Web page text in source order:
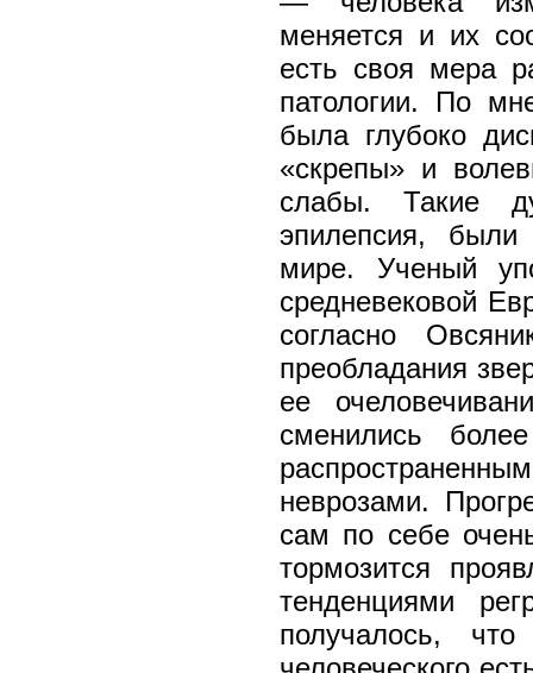
меняется и их
есть своя мера
патологии. По
была глубоко
«скрепы» и
слабы. Такие
эпилепсия,
мире. Ученый
средневековой
согласно
преобладания
ее
сменились
неврозами.
сам по себе
тормозится
тенденциями
получалось,